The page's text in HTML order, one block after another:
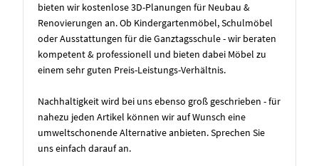
bieten wir kostenlose 3D-Planungen für Neubau &
Renovierungen an. Ob Kindergartenmöbel, Schulmöbel
oder Ausstattungen für die Ganztagsschule - wir beraten
kompetent & professionell und bieten dabei Möbel zu
einem sehr guten Preis-Leistungs-Verhältnis.
Nachhaltigkeit wird bei uns ebenso groß geschrieben - für
nahezu jeden Artikel können wir auf Wunsch eine
umweltschonende Alternative anbieten. Sprechen Sie
uns einfach darauf an.